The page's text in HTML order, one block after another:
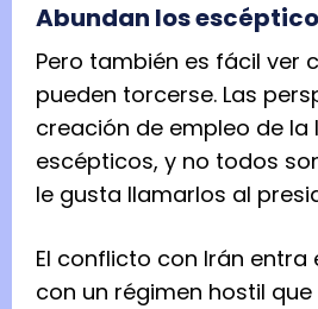
Abundan los
Pero también es fácil ver
pueden torcerse. Las
creación de empleo de la
escépticos, y no todos
le gusta llamarlos al
El conflicto con Irán entra
con un régimen hostil